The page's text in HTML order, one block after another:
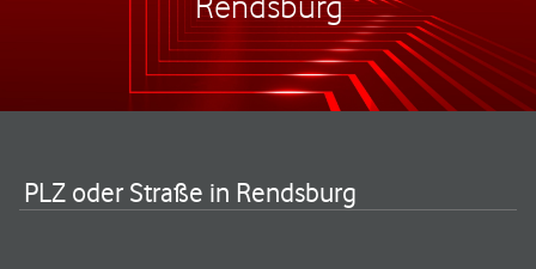
PLZ oder Straße in Rendsburg